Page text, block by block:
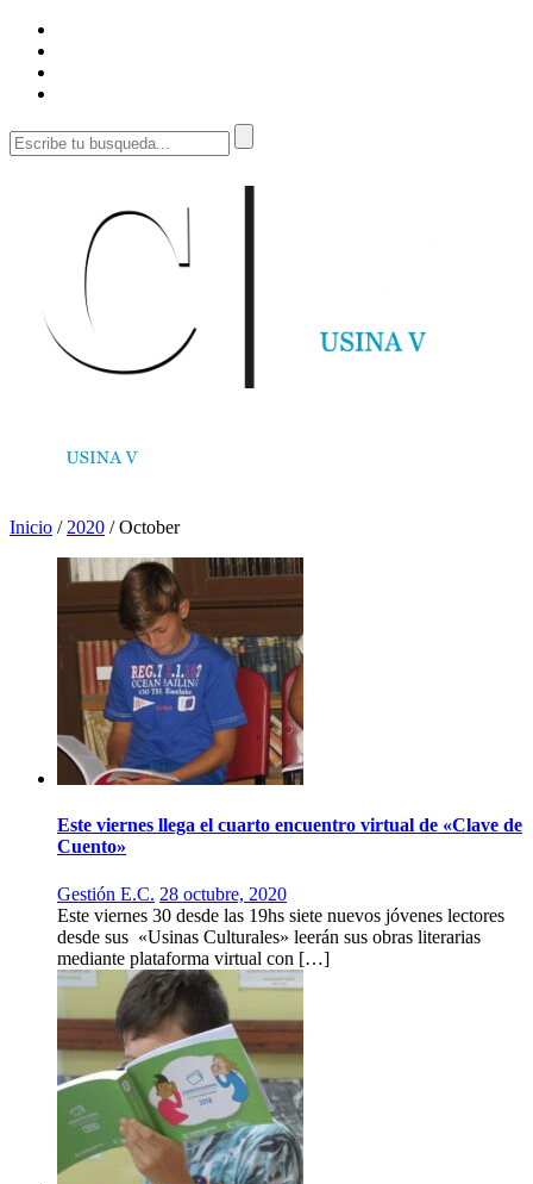
Inicio / 2020 /October
Este viernes llega el cuarto encuentro virtual de «Clave de
Cuento»
Gestión E.C. 28 octubre, 2020
Este viernes 30 desde las 19hs siete nuevos jóvenes lectores
desde sus «Usinas Culturales» leerán sus obras literarias
mediante plataforma virtual con […]